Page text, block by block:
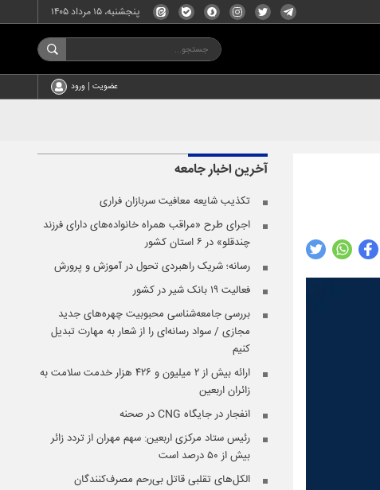
پنجشنبه، ۱۵ مرداد ۱۴۰۵
عضویت | ورود
آخرین اخبارجامعه
تکذیب شایعه معافیت سربازان فراری
اجرای طرح «مراقب همراه خانواده‌های دارای فرزند
چندقلو» در ۶ استان کشور
رسانه؛ شریک راهبردی تحول در آموزش و پرورش
فعالیت ۱۹ بانک شیر در کشور
بررسی جامعه‌شناسی محبوبیت چهره‌های جدید
مجازی / سواد رسانه‌ای را از شعار به مهارت تبدیل
کنیم
ارائه بیش از ۲ میلیون و ۴۲۶ هزار خدمت سلامت به
زائران اربعین
انفجار در جایگاه CNG در صحنه
رئیس ستاد مرکزی اربعین: سهم مهران از تردد زائر
بیش از ۵۰ درصد است
الکل‌های تقلبی قاتل بی‌رحم مصرف‌کنندگان